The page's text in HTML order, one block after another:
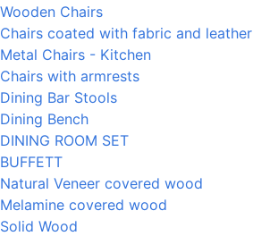
Wooden Chairs
Chairs coated with fabric and leather
Metal Chairs - Kitchen
Chairs with armrests
Dining Bar Stools
Dining Bench
DINING ROOM SET
BUFFETT
Natural Veneer covered wood
Melamine covered wood
Solid Wood